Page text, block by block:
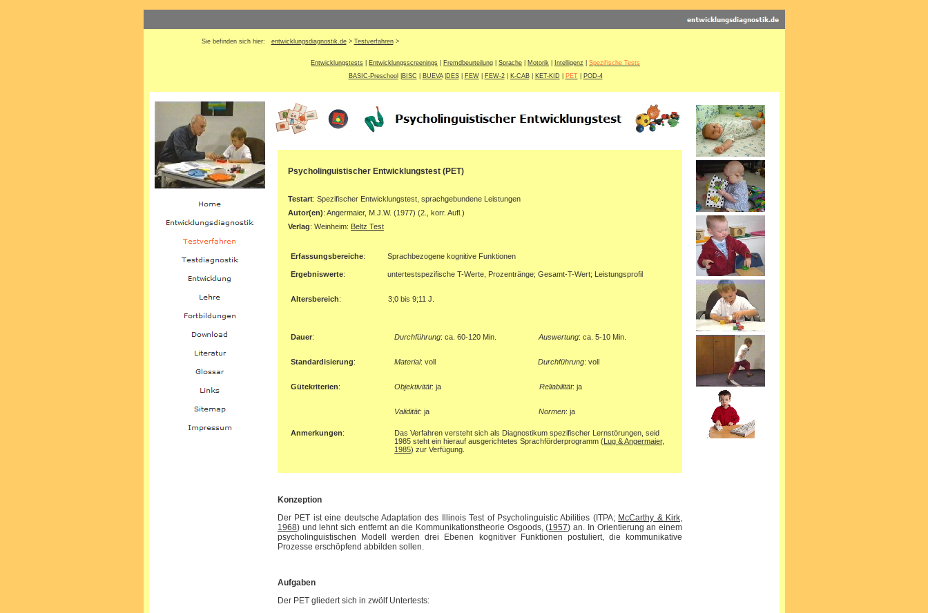
Sie befinden sich hier: entwicklungsdiagnostik.de> Testverfahren>
Entwicklungstests Entwicklungsscreenings Fremdbeurteilung Sprache Motorik Intelligenz
Spezifische Tests
BASIC-Preschool
BISC BUEVA| DES| FEW| FEW-2| K-CAB| KET-KID PET| POD-4
Psycholinguistischer Entwicklungstest (PET)
Testart: Spezifischer Entwicklungstest, sprachgebundene Leistungen
Autor(en): Angermaier, M.J.W. (1977) (2., korr. Aufl.)
Verlag: Weinheim: Beltz Test
Erfassungsbereiche: Sprachbezogene kognitive Funktionen
Ergebniswerte: untertestspezifische T-Werte, Prozentränge; Gesamt-T-Wert; Leistungsprofil
Altersbereich: 3;0 bis 9;11 J.
Dauer: Durchführung: ca. 60-120 Min. Auswertung: ca. 5-10 Min.
Standardisierung: Material: voll Durchführung: voll
Gütekriterien: Objektivität: ja Reliabilität: ja
Validität: ja Normen: ja
Anmerkungen:
Das Verfahren versteht sich als Diagnostikum spezifischer Lernstörungen, seid
1985 steht ein hierauf ausgerichtetes Sprachförderprogramm (Lug & Angermaier,
1985) zur Verfügung.
Konzeption
Der PET ist eine deutsche Adaptation des Illinois Test of Psycholinguistic Abilities (ITPA; McCarthy & Kirk,
1968) und lehnt sich entfernt an die Kommunikationstheorie Osgoods, (1957) an. In Orientierung an einem
psycholinguistischen Modell werden drei Ebenen kognitiver Funktionen postuliert, die kommunikative
Prozesse erschöpfend abbilden sollen.
Aufgaben
Der PET gliedert sich in zwölf Untertests: